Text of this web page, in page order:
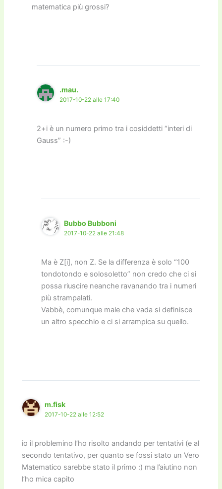
matematica più grossi?
.mau.
2017-10-22 alle 17:40
2+i è un numero primo tra i cosiddetti “interi di
Gauss” :-)
Bubbo Bubboni
2017-10-22 alle 21:48
Ma è Z[i], non Z. Se la differenza è solo “100
tondotondo e solosoletto” non credo che ci si
possa riuscire neanche ravanando tra i numeri
più strampalati.
Vabbè, comunque male che vada si definisce
un altro specchio e ci si arrampica su quello.
m.fisk
2017-10-22 alle 12:52
io il problemino l’ho risolto andando per tentativi (e al
secondo tentativo, per quanto se fossi stato un Vero
Matematico sarebbe stato il primo :) ma l’aiutino non
l’ho mica capito